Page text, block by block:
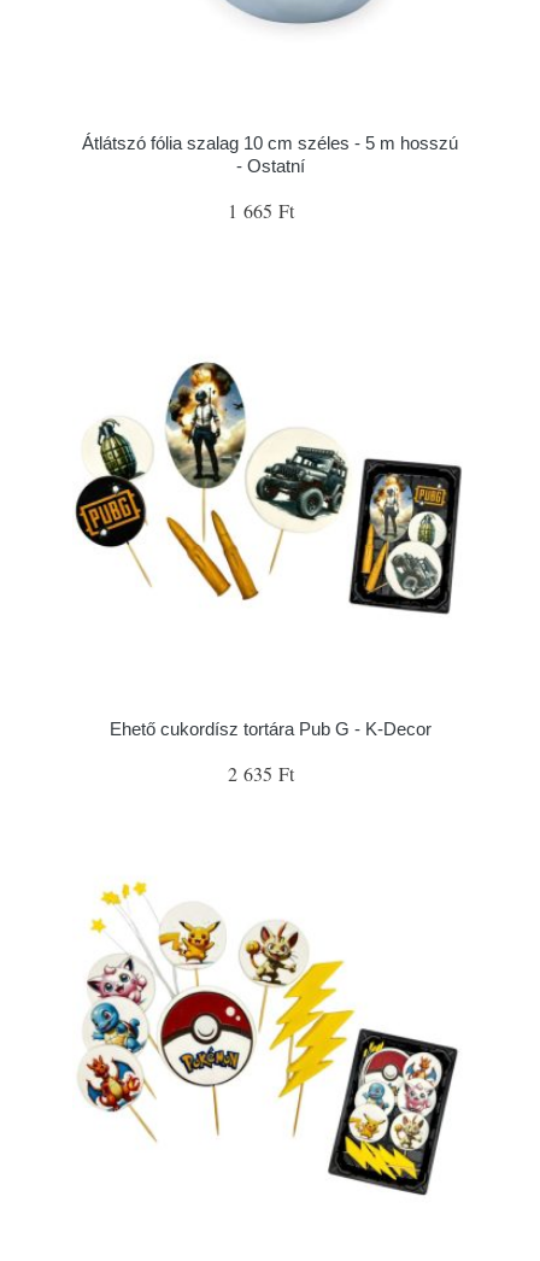
Átlátszó fólia szalag 10 cm széles - 5 m hosszú
- Ostatní
1 665 Ft
Ehető cukordísz tortára Pub G - K-Decor
2 635 Ft